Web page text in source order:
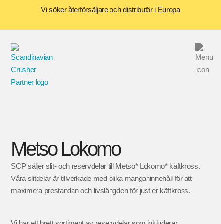
Vi söker återförsäljare och distributör i Europa
Metso Lokomo
SCP säljer slit- och reservdelar till Metso* Lokomo* käftkross.
Våra slitdelar är tillverkade med olika manganinnehåll för att
maximera prestandan och livslängden för just er käftkross.